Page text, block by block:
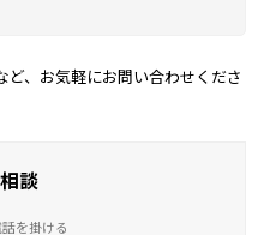
、お気軽にお問い合わせくださ
談